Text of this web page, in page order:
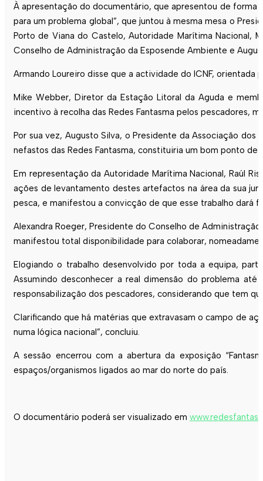
À apresentação do documentário, que apresentou de forma
para um problema global”, que juntou à mesma mesa o
Porto de Viana do Castelo, Autoridade Marítima Nacional,
Conselho de Administração da Esposende Ambiente e
Armando Loureiro disse que a actividade do ICNF,
Mike Webber, Diretor da Estação Litoral da Aguda e
incentivo à recolha das Redes Fantasma pelos pescadores,
Por sua vez, Augusto Silva, o Presidente da Associação
nefastos das Redes Fantasma, constituiria um bom ponto
Em representação da Autoridade Marítima Nacional, Raúl
ações de levantamento destes artefactos na área da sua
pesca, e manifestou a convicção de que esse trabalho dará
Alexandra Roeger, Presidente do Conselho de
manifestou total disponibilidade para colaborar,
Elogiando o trabalho desenvolvido por toda a equipa,
Assumindo desconhecer a real dimensão do problema
responsabilização dos pescadores, considerando que tem
Clarificando que há matérias que extravasam o campo de
numa lógica nacional”, concluiu.
A sessão encerrou com a abertura da exposição
espaços/organismos ligados ao mar do norte do país.
O documentário poderá ser visualizado em